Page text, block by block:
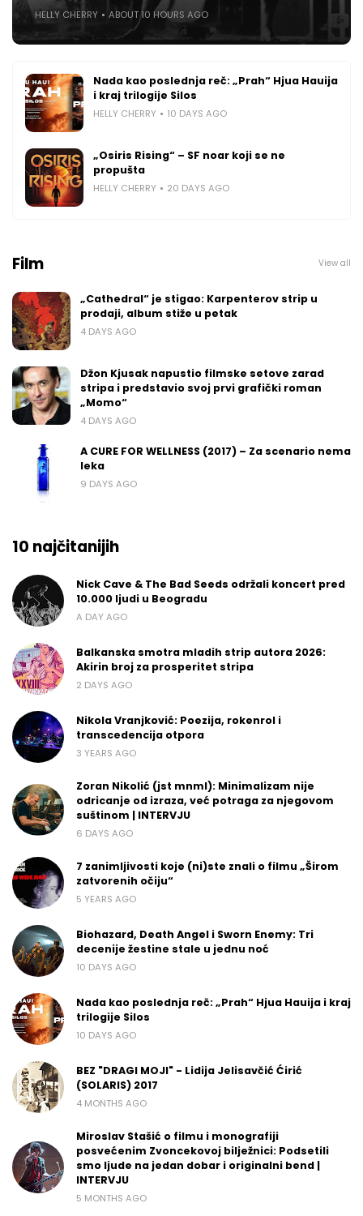
HELLY CHERRY ABOUT 10 HOURS AGO
Nada kao poslednja reč: „Prah“ Hjua Hauija
i kraj trilogije Silos
HELLY CHERRY 10 DAYS AGO
„Osiris Rising“ – SF noar koji se ne
propušta
HELLY CHERRY 20 DAYS AGO
Film View all
„Cathedral“ je stigao: Karpenterov strip u
prodaji, album stiže u petak
4 DAYS AGO
Džon Kjusak napustio filmske setove zarad
stripa i predstavio svoj prvi grafički roman
„Momo“
4 DAYS AGO
A CURE FOR WELLNESS (2017) – Za scenario nema
leka
9 DAYS AGO
10 najčitanijih
Nick Cave & The Bad Seeds održali koncert pred
10.000 ljudi u Beogradu
A DAY AGO
Balkanska smotra mladih strip autora 2026:
Akirin broj za prosperitet stripa
2 DAYS AGO
Nikola Vranjković: Poezija, rokenrol i
transcedencija otpora
3 YEARS AGO
Zoran Nikolić (jst mnml): Minimalizam nije
odricanje od izraza, već potraga za njegovom
suštinom | INTERVJU
6 DAYS AGO
7 zanimljivosti koje (ni)ste znali o filmu „Širom
zatvorenih očiju“
5 YEARS AGO
Biohazard, Death Angel i Sworn Enemy: Tri
decenije žestine stale u jednu noć
10 DAYS AGO
Nada kao poslednja reč: „Prah“ Hjua Hauija i kraj
trilogije Silos
10 DAYS AGO
BEZ "DRAGI MOJI" - Lidija Jelisavčić Ćirić
(SOLARIS) 2017
4 MONTHS AGO
Miroslav Stašić o filmu i monografiji
posvećenim Zvoncekovoj bilježnici: Podsetili
smo ljude na jedan dobar i originalni bend |
INTERVJU
5 MONTHS AGO